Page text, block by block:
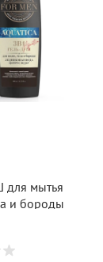
мытья
и бороды
ВОДА и
мл